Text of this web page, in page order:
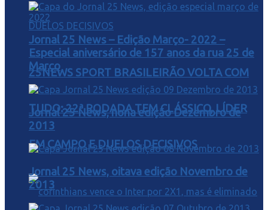
25NEWS SPORT BRASILEIRÃO VOLTA COM
TUDO: 22ª RODADA TEM CLÁSSICO, LÍDER
EM CAMPO E DUELOS DECISIVOS
Jornal 25 News – Edição Março- 2022 –
Especial aniversário de 157 anos da rua 25 de
Março
Jornal 25 News, nona edição Dezembro de
2013
Jornal 25 News, oitava edição Novembro de
2013